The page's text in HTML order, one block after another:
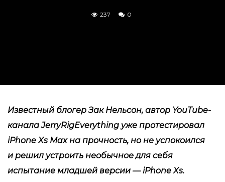
237 0
Известный блогер Зак Нельсон, автор YouTube-
каналаJerryRigEverything уже протестировал
iPhone Xs Max на прочность, но не успокоился
и решил устроить необычное для себя
испытание младшей версии —iPhone Xs.